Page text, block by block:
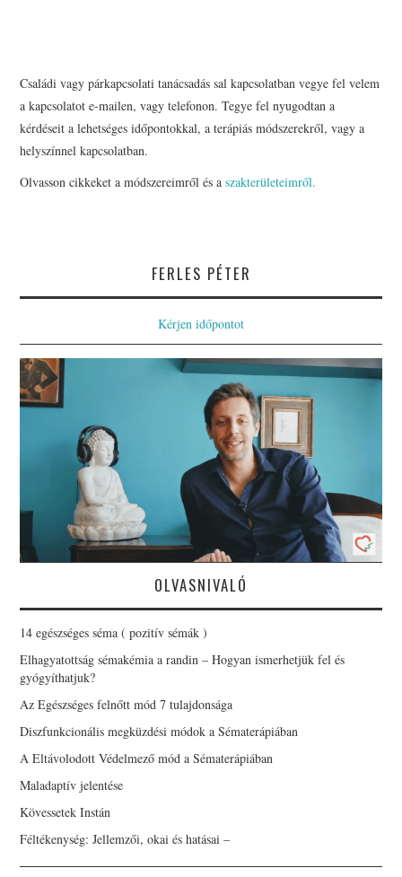
Családi vagy párkapcsolati tanácsadás sal kapcsolatban vegye fel velem
a kapcsolatot e-mailen, vagy telefonon. Tegye fel nyugodtan a
kérdéseit a lehetséges időpontokkal, a terápiás módszerekről, vagy a
helyszínnel kapcsolatban.
Olvasson cikkeket a módszereimről és aszakterületeimről.
FERLES PÉTER
Kérjen időpontot
OLVASNIVALÓ
14 egészséges séma ( pozitív sémák )
Elhagyatottság sémakémia a randin – Hogyan ismerhetjük fel és
gyógyíthatjuk?
Az Egészséges felnőtt mód 7 tulajdonsága
Diszfunkcionális megküzdési módok a Sématerápiában
A Eltávolodott Védelmező mód a Sématerápiában
Maladaptív jelentése
Kövessetek Instán
Féltékenység: Jellemzői, okai és hatásai –